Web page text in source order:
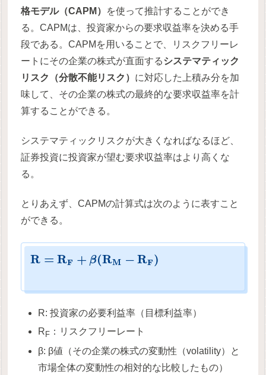
格モデル（CAPM）
を使って推計することができ
る。CAPMは、投資家からの要求収益率を決める手
段である。CAPMを用いることで、リスクフリーレ
ートにその企業の株式が直面するシステマティック
リスク（分散不能リスク） に対応した上積み分を加
味して、その企業の株式の最終的な要求収益率を計
算することができる。
システマティックリスクが大きくなればなるほど、
証券投資に投資家が望む要求収益率はより高くな
る。
とりあえず、CAPMの計算式は次のように表すこと
ができる。
R = RF + β(RM − RF)
R: 投資家の必要利益率（目標利益率）
R F ：リスクフリーレート
β: β値（その企業の株式の変動性（volatility）と
市場全体の変動性の相対的な比較したもの）